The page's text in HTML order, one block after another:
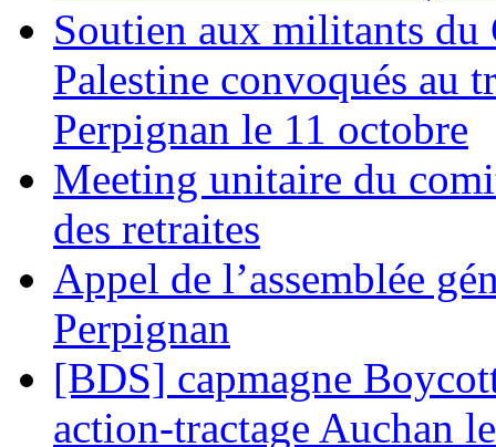
Soutien aux militants
Palestine convoqués au
Perpignan le 11 octobre
Meeting unitaire du
des retraites
Appel de l’assemblée
Perpignan
[BDS] capmagne
action-tractage Auchan